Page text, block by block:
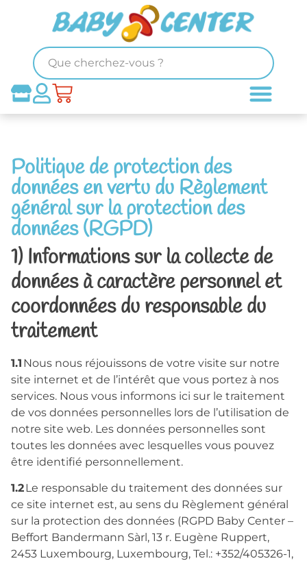
Politique de protection des
données en vertu du Règlement
général sur la protection des
données (RGPD)
1) Informations sur la collecte de
données à caractère personnel et
coordonnées du responsable du
traitement
1.1 Nous nous réjouissons de votre visite sur notre
site internet et de l’intérêt que vous portez à nos
services. Nous vous informons ici sur le traitement
de vos données personnelles lors de l’utilisation de
notre site web. Les données personnelles sont
toutes les données avec lesquelles vous pouvez
être identifié personnellement.
1.2Le responsable du traitement des données sur
ce site internet est, au sens du Règlement général
sur la protection des données (RGPD Baby Center –
Beffort Bandermann Sàrl, 13 r. Eugène Ruppert,
2453 Luxembourg, Luxembourg, Tel.: +352/405326-1,